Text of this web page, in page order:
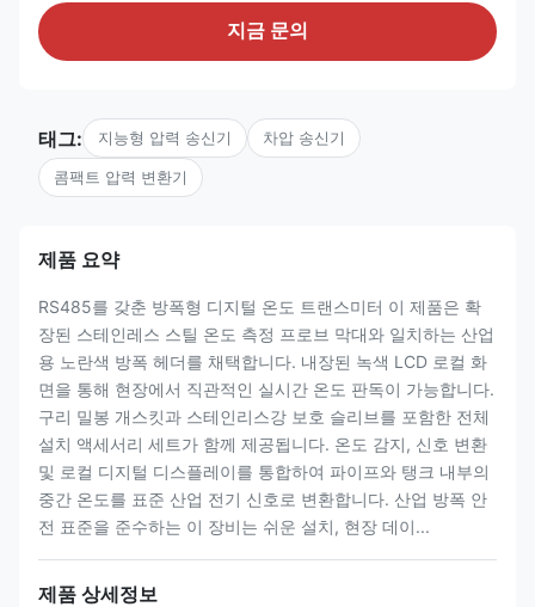
지금 문의
태그: 지능형 압력 송신기 차압 송신기
콤팩트 압력 변환기
제품 요약
RS485를 갖춘 방폭형 디지털 온도 트랜스미터 이 제품은 확
장된 스테인레스 스틸 온도 측정 프로브 막대와 일치하는 산업
용 노란색 방폭 헤더를 채택합니다. 내장된 녹색 LCD 로컬 화
면을 통해 현장에서 직관적인 실시간 온도 판독이 가능합니다.
구리 밀봉 개스킷과 스테인리스강 보호 슬리브를 포함한 전체
설치 액세서리 세트가 함께 제공됩니다. 온도 감지, 신호 변환
및 로컬 디지털 디스플레이를 통합하여 파이프와 탱크 내부의
중간 온도를 표준 산업 전기 신호로 변환합니다. 산업 방폭 안
전 표준을 준수하는 이 장비는 쉬운 설치, 현장 데이...
제품 상세정보